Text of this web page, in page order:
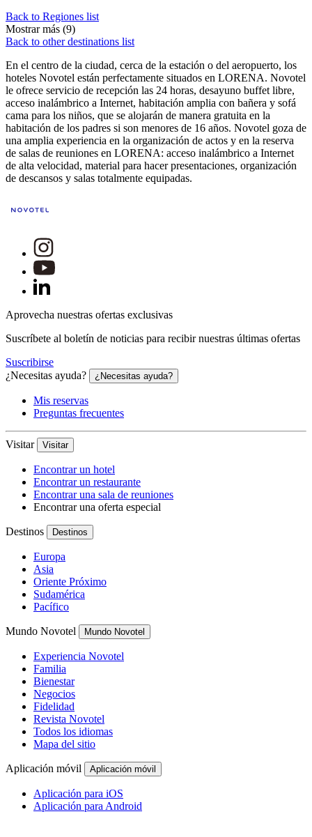
Back to Regiones list
Mostrar más (9)
Back to other destinations list
En el centro de la ciudad, cerca de la estación o del aeropuerto, los
hoteles Novotel están perfectamente situados en LORENA. Novotel
le ofrece servicio de recepción las 24 horas, desayuno buffet libre,
acceso inalámbrico a Internet, habitación amplia con bañera y sofá
cama para los niños, que se alojarán de manera gratuita en la
habitación de los padres si son menores de 16 años. Novotel goza de
una amplia experiencia en la organización de actos y en la reserva
de salas de reuniones en LORENA: acceso inalámbrico a Internet
de alta velocidad, material para hacer presentaciones, organización
de descansos y salas totalmente equipadas.
Aprovecha nuestras ofertas exclusivas
Suscríbete al boletín de noticias para recibir nuestras últimas ofertas
Suscribirse
¿Necesitas ayuda?
¿Necesitas ayuda?
Mis reservas
Preguntas frecuentes
Visitar Visitar
Encontrar un hotel
Encontrar un restaurante
Encontrar una sala de reuniones
Encontrar una oferta especial
Destinos Destinos
Europa
Asia
Oriente Próximo
Sudamérica
Pacífico
Mundo Novotel Mundo Novotel
Experiencia Novotel
Familia
Bienestar
Negocios
Fidelidad
Revista Novotel
Todos los idiomas
Mapa del sitio
Aplicación móvil Aplicación móvil
Aplicación para iOS
Aplicación para Android